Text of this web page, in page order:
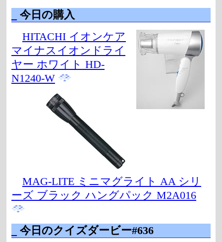
今日の購入
HITACHI イオンケア
マイナスイオンドライ
ヤー ホワイト HD-
N1240-W
MAG-LITE ミニマグライト AA シリ
ーズ ブラック ハングパック M2A016
今日のクイズダービー#636